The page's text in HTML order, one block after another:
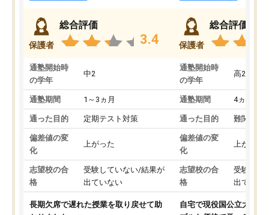
保護者
総合評価
3.4
通塾開始時
の学年
中2
通塾期間 1～3ヵ月
通った目的 定期テスト対策
偏差値の変
化
上がった
志望校の合
格
受験していない/結果が
出ていない
長期欠席で遅れた授業を取り戻せて助
保護者
総合評価
通塾開始時
の学年
高2
通塾期間 4ヵ月～1
通った目的 難関私立
偏差値の変
化
上がった
志望校の合
格
受験して
出ていな
自宅で現役国公立大学生